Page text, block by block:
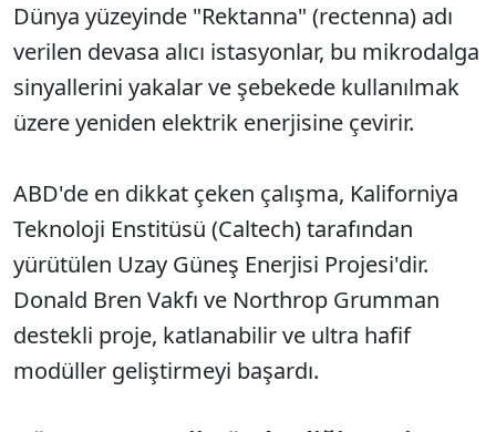
Dünya yüzeyinde "Rektanna" (rectenna) adı
verilen devasa alıcı istasyonlar, bu mikrodalga
sinyallerini yakalar ve şebekede kullanılmak
üzere yeniden elektrik enerjisine çevirir.
ABD'de en dikkat çeken çalışma, Kaliforniya
Teknoloji Enstitüsü (Caltech) tarafından
yürütülen Uzay Güneş Enerjisi Projesi'dir.
Donald Bren Vakfı ve Northrop Grumman
destekli proje, katlanabilir ve ultra hafif
modüller geliştirmeyi başardı.